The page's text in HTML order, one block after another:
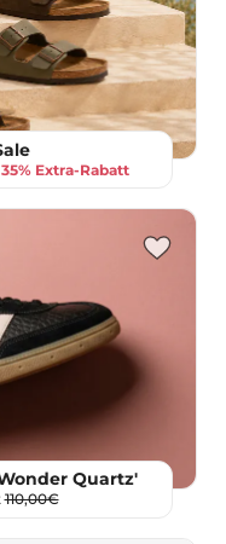
Extra-Rabatt
Quartz'
110,00€